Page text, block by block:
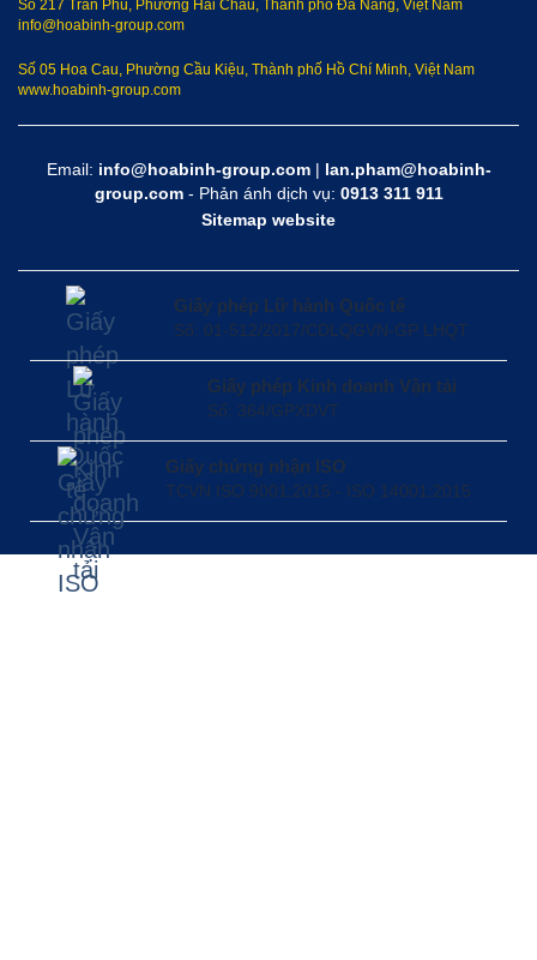
Số 217 Trần Phú, Phường Hải Châu, Thành phố Đà Nẵng, Việt Nam
info@hoabinh-group.com
Số 05 Hoa Cau, Phường Cầu Kiệu, Thành phố Hồ Chí Minh, Việt Nam
www.hoabinh-group.com
Email: info@hoabinh-group.com| lan.pham@hoabinh-
group.com- Phản ánh dịch vụ: 0913 311 911
Sitemap website
Giấy phép Lữ hành Quốc tế
Số: 01-512/2017/CDLQGVN-GP LHQT
Giấy phép Kinh doanh Vận tải
Số: 364/GPXDVT
Giấy chứng nhận ISO
TCVN ISO 9001:2015 - ISO 14001:2015